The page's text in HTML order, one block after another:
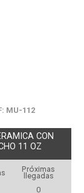
MU-112
CON
11 OZ
Próximas
llegadas
0